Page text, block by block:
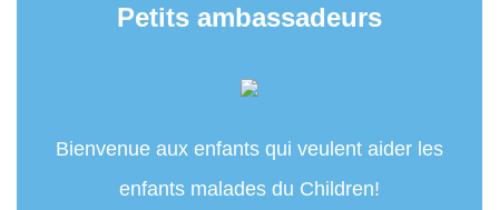
Petits ambassadeurs
Bienvenue aux enfants qui veulent aider les
enfants malades du Children!